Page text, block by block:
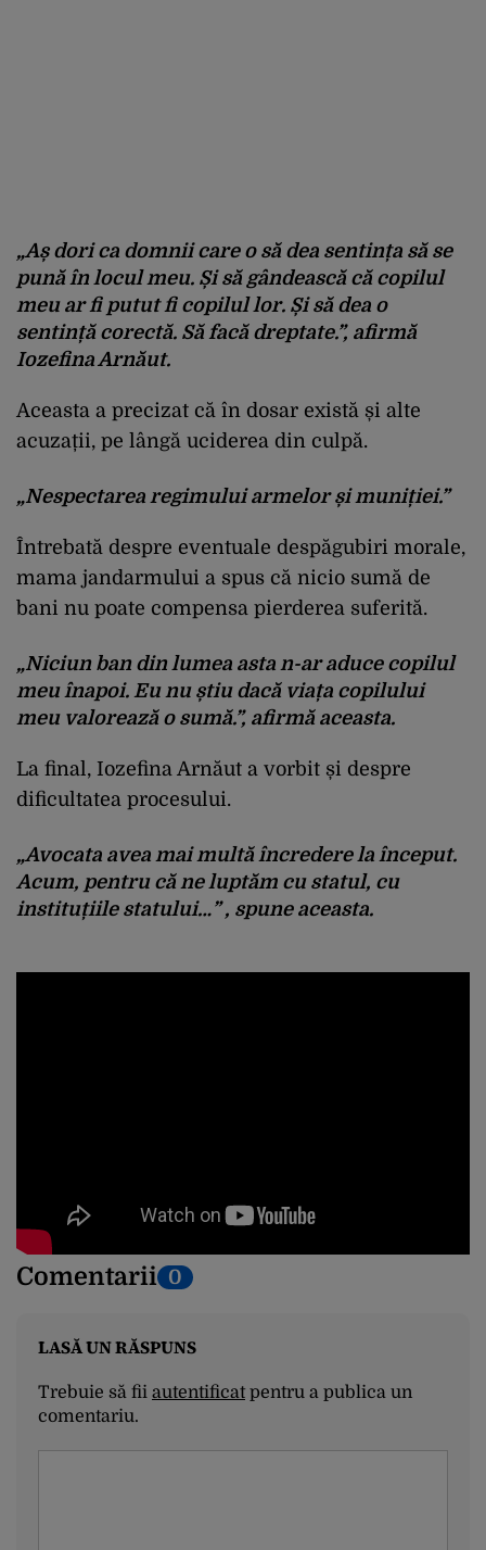
„Aș dori ca domnii care o să dea sentința să se
pună în locul meu. Și să gândească că copilul
meu ar fi putut fi copilul lor. Și să dea o
sentință corectă. Să facă dreptate.”, afirmă
Iozefina Arnăut.
Aceasta a precizat că în dosar există și alte
acuzații, pe lângă uciderea din culpă.
„Nespectarea regimului armelor și muniției.”
Întrebată despre eventuale despăgubiri morale,
mama jandarmului a spus că nicio sumă de
bani nu poate compensa pierderea suferită.
„Niciun ban din lumea asta n-ar aduce copilul
meu înapoi. Eu nu știu dacă viața copilului
meu valorează o sumă.”, afirmă aceasta.
La final, Iozefina Arnăut a vorbit și despre
dificultatea procesului.
„Avocata avea mai multă încredere la început.
Acum, pentru că ne luptăm cu statul, cu
instituțiile statului…” , spune aceasta.
Comentarii 0
LASĂ UN RĂSPUNS
Trebuie să fii autentificatpentru a publica un
comentariu.